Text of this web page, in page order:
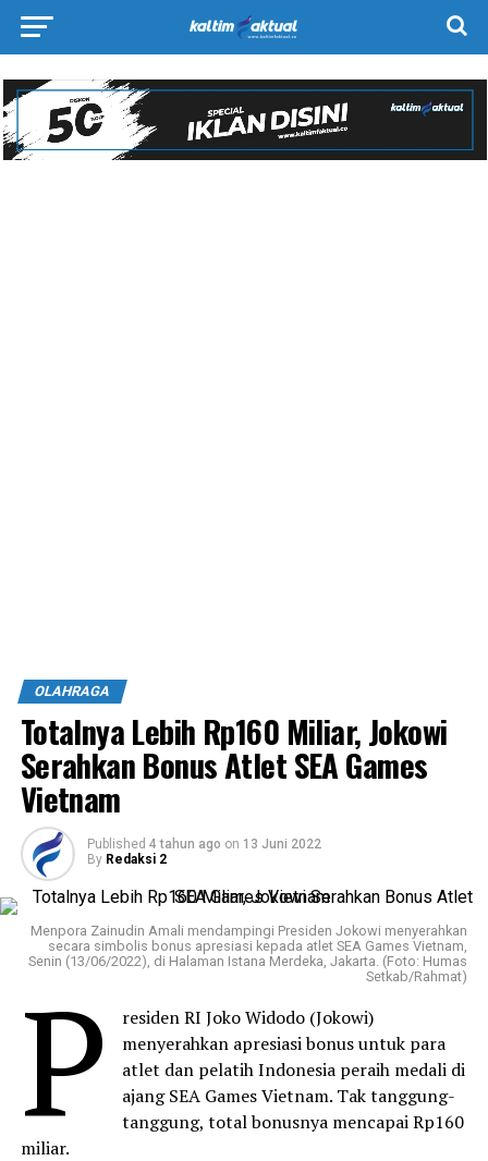
OLAHRAGA
Totalnya Lebih Rp160 Miliar, Jokowi
Serahkan Bonus Atlet SEA Games
Vietnam
Published 4 tahun ago on 13 Juni 2022
By Redaksi 2
Menpora Zainudin Amali mendampingi Presiden Jokowi menyerahkan
secara simbolis bonus apresiasi kepada atlet SEA Games Vietnam,
Senin (13/06/2022), di Halaman Istana Merdeka, Jakarta. (Foto: Humas
Setkab/Rahmat)
P
residen RI Joko Widodo (Jokowi)
menyerahkan apresiasi bonus untuk para
atlet dan pelatih Indonesia peraih medali di
ajang SEA Games Vietnam. Tak tanggung-
tanggung, total bonusnya mencapai Rp160
miliar.